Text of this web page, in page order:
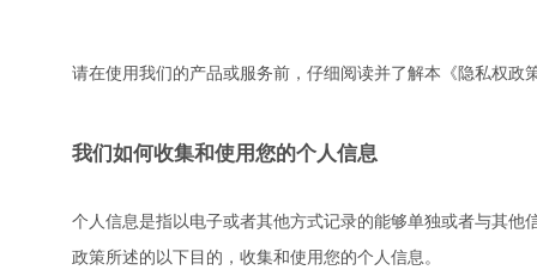
请在使用我们的产品或服务前，仔细阅读并了解本《隐私权政
我们如何收集和使用您的个人信息
个人信息是指以电子或者其他方式记录的能够单独或者与其
政策所述的以下目的，收集和使用您的个人信息。